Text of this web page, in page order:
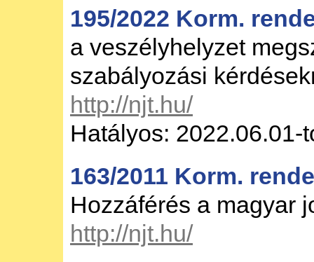
195/2022 Korm.
a veszélyhelyzet
szabályozási
http://njt.hu/
Hatályos: 2022.06.01-
163/2011 Korm.
Hozzáférés a magyar
http://njt.hu/